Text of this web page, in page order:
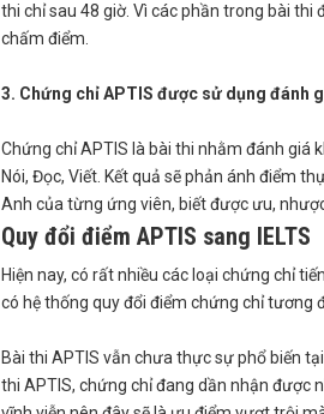
thi chỉ sau 48 giờ. Vì các phần trong bài
chấm điểm.
3. Chứng chỉ APTIS được sử dụng đánh
Chứng chỉ APTIS là bài thi nhằm đánh giá
Nói, Đọc, Viết. Kết quả sẽ phản ánh điểm
Anh của từng ứng viên, biết được ưu,
Quy đổi điểm APTIS sang IELTS
Hiện nay, có rất nhiều các loại chứng chỉ
có hệ thống quy đổi điểm chứng chỉ tương
Bài thi APTIS vẫn chưa thực sự phổ biến
thi APTIS, chứng chỉ đang dần nhận được